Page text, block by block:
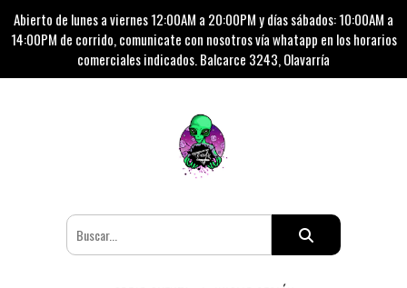
Abierto de lunes a viernes 12:00AM a 20:00PM y días sábados: 10:00AM a
14:00PM de corrido, comunicate con nosotros vía whatapp en los horarios
comerciales indicados. Balcarce 3243, Olavarría